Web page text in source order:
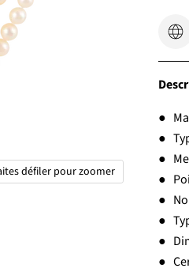
défiler pour zoomer
●
●
●
●
●
●
●
●